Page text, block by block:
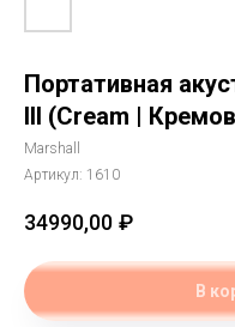
Портативная
III (Cream |
Marshall
Артикул: 1610
34990,00 ₽
В